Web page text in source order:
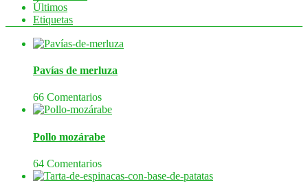
Últimos
Etiquetas
Pavías de merluza
66 Comentarios
Pollo mozárabe
64 Comentarios